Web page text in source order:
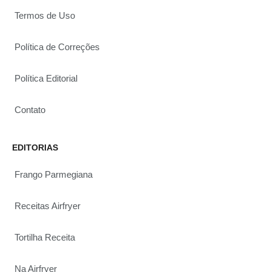
Termos de Uso
Política de Correções
Política Editorial
Contato
EDITORIAS
Frango Parmegiana
Receitas Airfryer
Tortilha Receita
Na Airfryer